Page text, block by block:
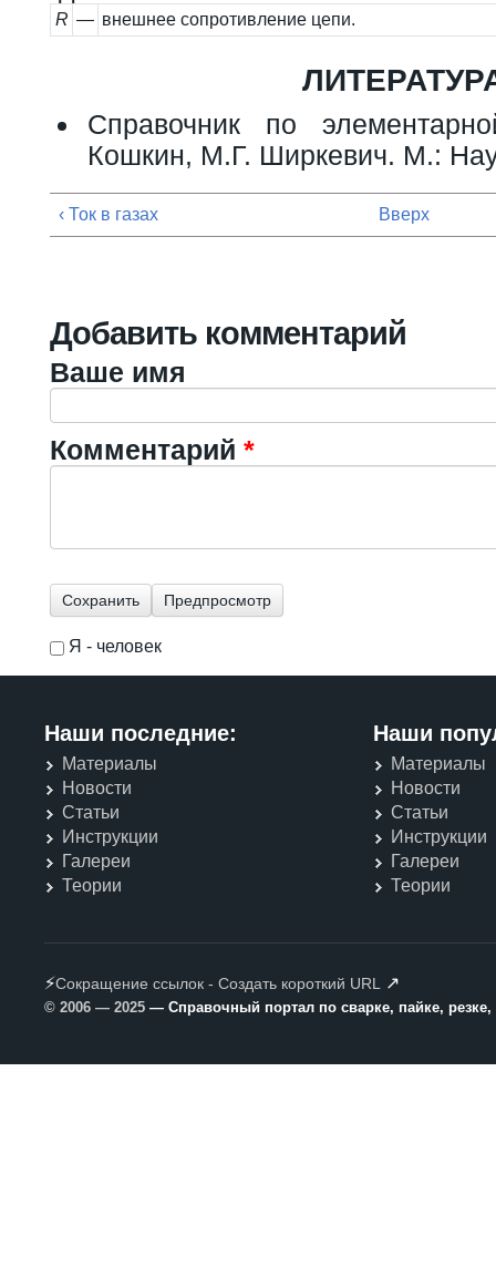
R — внешнее сопротивление цепи.
Справочник по
Кошкин, М.Г. Ширкевич. М.:
‹ Ток в газах Вверх
Добавить комментарий
Ваше имя
Комментарий *
Я - человек
I'm a spammer
Наши последние:
Материалы
Новости
Статьи
Инструкции
Галереи
Теории
Наши
Материалы
Новости
Статьи
Инструкции
Галереи
Теории
⚡Сокращение ссылок - Создать короткий URL ↗
© 2006 — 2025 — Справочный портал по сварке, пайке,